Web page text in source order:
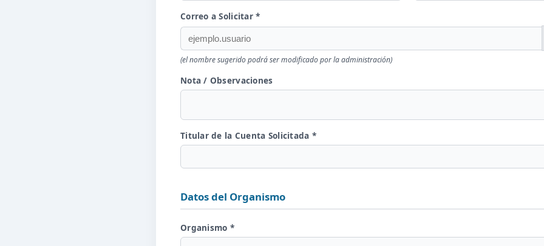
Correo a Solicitar *
(el nombre sugerido podrá ser modificado por la administración)
Nota / Observaciones
Titular de la Cuenta Solicitada *
Datos del Organismo
Organismo *